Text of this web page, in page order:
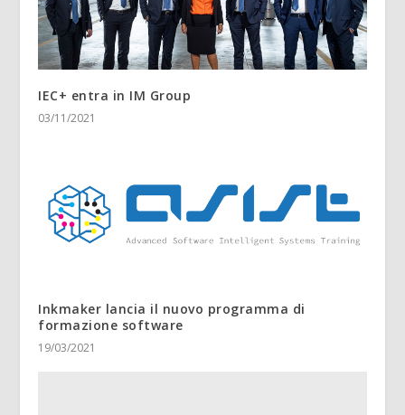
IEC+ entra in IM Group
03/11/2021
Inkmaker lancia il nuovo programma di
formazione software
19/03/2021